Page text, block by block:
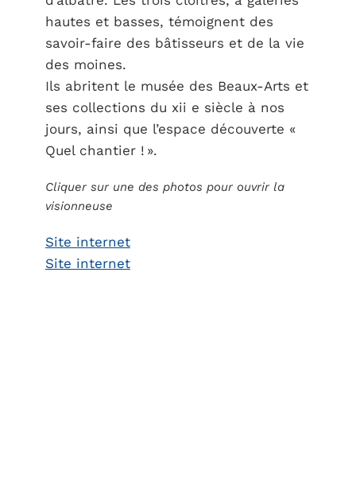
hautes et basses, témoignent des
savoir-faire des bâtisseurs et de la vie
des moines.
Ils abritent le musée des Beaux-Arts et
ses collections du xii e siècle à nos
jours, ainsi que l’espace découverte «
Quel chantier ! ».
Cliquer sur une des photos pour ouvrir la
visionneuse
Site internet
Site internet